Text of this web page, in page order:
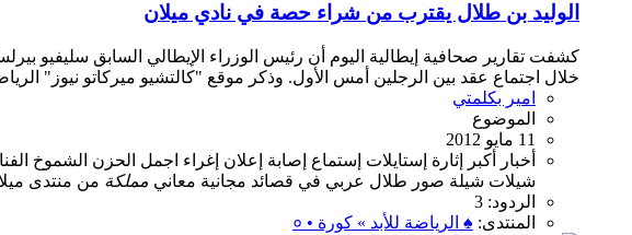
الوليد بن طلال يقترب من شراء حصة في نادي ميلان
كشفت تقارير صحافية إيطالية اليوم أن رئيس الوزراء الإيطالي السابق سليفيو
خلال اجتماع عقد بين الرجلين أمس الأول. وذكر موقع "كالتشيو ميركاتو نيوز"
امير بكلمتي
الموضوع
11 مايو 2012
أخبار
أكبر إثارة إستايلات إستماع إصابة إعلان إغراء اجمل الحزن الشموخ
شيلات شيلة صور طلال عربي في قصائد مجانية معاني مملكة من منتدى
الردود: 3
المنتدى: ♠ الرياضة للأبد » كورة • ०